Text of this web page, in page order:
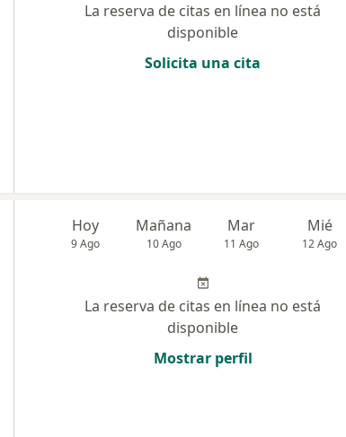
La reserva de citas en línea no está
disponible
Solicita una cita
Hoy
9 Ago
Mañana
10 Ago
Mar
11 Ago
Mié
12 Ago
La reserva de citas en línea no está
disponible
Mostrar perfil